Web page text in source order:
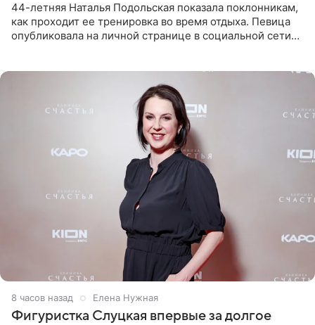
44-летняя Наталья Подольская показала поклонникам,
как проходит ее тренировка во время отдыха. Певица
опубликовала на личной странице в социальной сети
8 часов назад Елена Нужная
Фигуристка Слуцкая впервые за долгое